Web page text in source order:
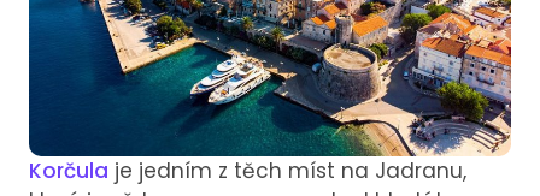
Korčula je jedním z těch míst na Jadranu,